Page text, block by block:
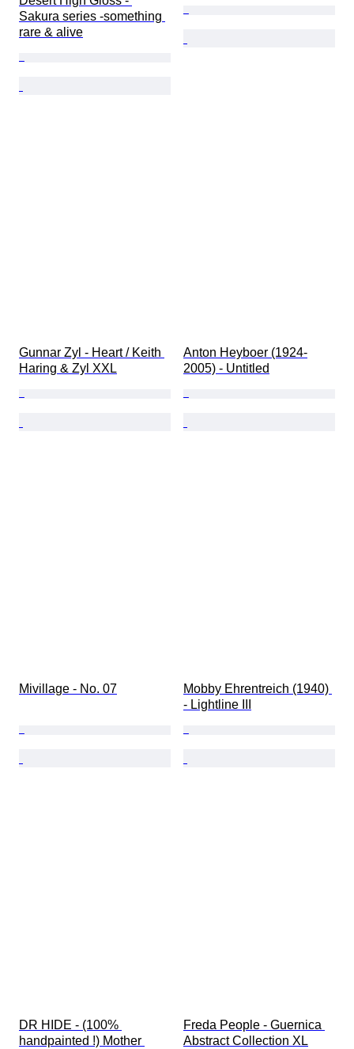
Sakura series -something
rare & alive
Gunnar Zyl - Heart / Keith
Haring & Zyl XXL
Anton Heyboer (1924-
2005) - Untitled
Mivillage - No. 07
Mobby Ehrentreich (1940)
- Lightline III
DR HIDE - (100%
handpainted !) Mother
Freda People - Guernica
Abstract Collection XL